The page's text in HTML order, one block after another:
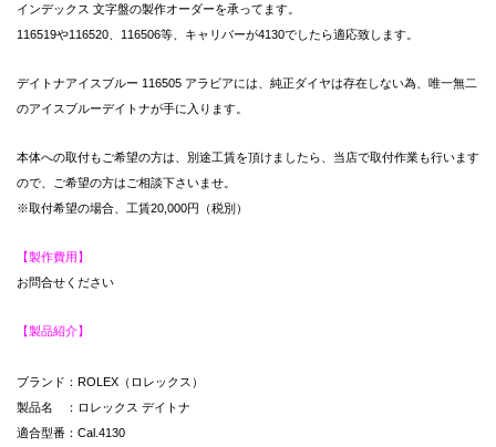
インデックス 文字盤の製作オーダーを承ってます。
116519や116520、116506等、キャリバーが4130でしたら適応致します。
デイトナアイスブルー 116505 アラビアには、純正ダイヤは存在しない為、唯一無二
のアイスブルーデイトナが手に入ります。
本体への取付もご希望の方は、別途工賃を頂けましたら、当店で取付作業も行います
ので、ご希望の方はご相談下さいませ。
※取付希望の場合、工賃20,000円（税別）
【製作費用】
お問合せください
【製品紹介】
ブランド：ROLEX（ロレックス）
製品名 ：ロレックス デイトナ
適合型番：Cal.4130